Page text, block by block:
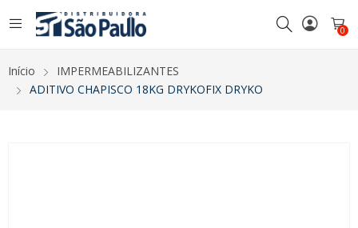
0
Início
IMPERMEABILIZANTES
ADITIVO CHAPISCO 18KG DRYKOFIX DRYKO